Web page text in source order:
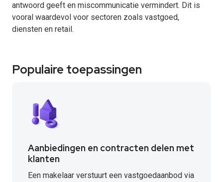
antwoord geeft en miscommunicatie vermindert. Dit is
vooral waardevol voor sectoren zoals vastgoed,
diensten en retail.
Populaire toepassingen
Aanbiedingen en contracten delen met
klanten
Een makelaar verstuurt een vastgoedaanbod via